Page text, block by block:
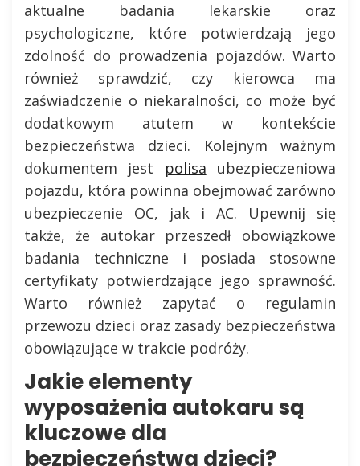
aktualne badania lekarskie oraz
psychologiczne, które potwierdzają jego
zdolność do prowadzenia pojazdów. Warto
również sprawdzić, czy kierowca ma
zaświadczenie o niekaralności, co może być
dodatkowym atutem w kontekście
bezpieczeństwa dzieci. Kolejnym ważnym
dokumentem jest polisa ubezpieczeniowa
pojazdu, która powinna obejmować zarówno
ubezpieczenie OC, jak i AC. Upewnij się
także, że autokar przeszedł obowiązkowe
badania techniczne i posiada stosowne
certyfikaty potwierdzające jego sprawność.
Warto również zapytać o regulamin
przewozu dzieci oraz zasady bezpieczeństwa
obowiązujące w trakcie podróży.
Jakie elementy
wyposażenia autokaru są
kluczowe dla
bezpieczeństwa dzieci?